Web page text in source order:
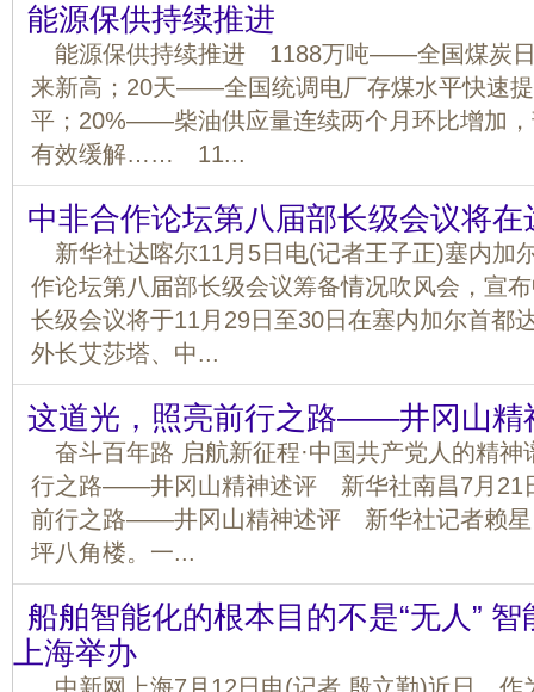
能源保供持续推进
能源保供持续推进 1188万吨——全国煤炭日
来新高；20天——全国统调电厂存煤水平快速
平；20%——柴油供应量连续两个月环比增加
有效缓解…… 11...
中非合作论坛第八届部长级会议将在
新华社达喀尔11月5日电(记者王子正)塞内加
作论坛第八届部长级会议筹备情况吹风会，宣
长级会议将于11月29日至30日在塞内加尔首
外长艾莎塔、中...
这道光，照亮前行之路——井冈山精
奋斗百年路 启航新征程·中国共产党人的精神
行之路——井冈山精神述评 新华社南昌7月21
前行之路——井冈山精神述评 新华社记者赖
坪八角楼。一...
船舶智能化的根本目的不是“无人”
上海举办